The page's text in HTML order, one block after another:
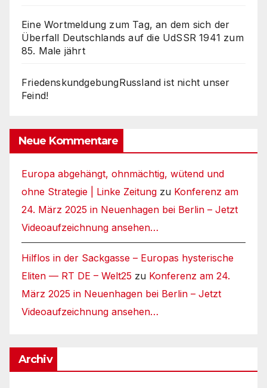
Eine Wortmeldung zum Tag, an dem sich der
Überfall Deutschlands auf die UdSSR 1941 zum
85. Male jährt
FriedenskundgebungRussland ist nicht unser
Feind!
Neue Kommentare
Europa abgehängt, ohnmächtig, wütend und
ohne Strategie | Linke Zeitung zu Konferenz am
24. März 2025 in Neuenhagen bei Berlin – Jetzt
Videoaufzeichnung ansehen…
Hilflos in der Sackgasse – Europas hysterische
Eliten — RT DE – Welt25 zu Konferenz am 24.
März 2025 in Neuenhagen bei Berlin – Jetzt
Videoaufzeichnung ansehen…
Archiv